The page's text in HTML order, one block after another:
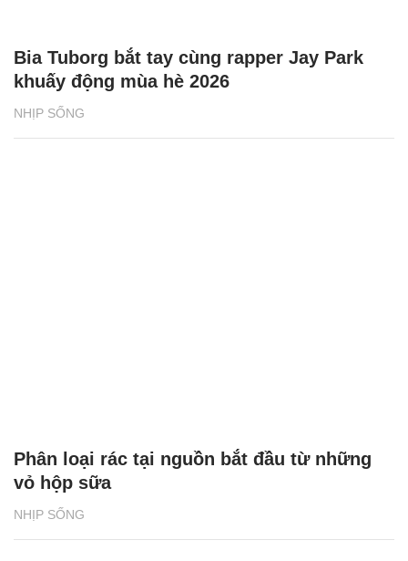
NHỊP SỐNG
Bia Tuborg bắt tay cùng rapper Jay Park
khuấy động mùa hè 2026
NHỊP SỐNG
Phân loại rác tại nguồn bắt đầu từ những
vỏ hộp sữa